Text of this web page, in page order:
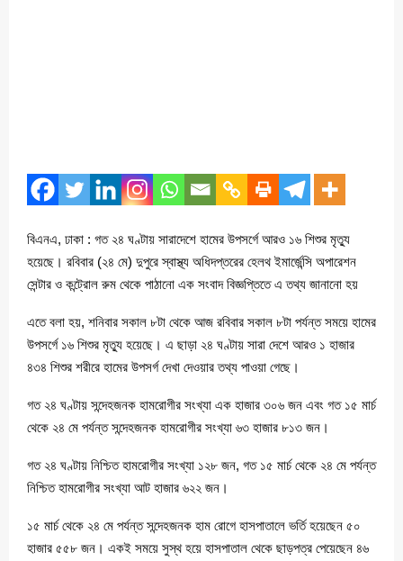
বিএনএ, ঢাকা : গত ২৪ ঘণ্টায় সারাদেশে হামের উপসর্গে আরও ১৬ শিশুর মৃত্যু
হয়েছে। রবিবার (২৪ মে) দুপুরে স্বাস্থ্য অধিদপ্তরের হেলথ ইমার্জেন্সি অপারেশন
সেন্টার ও কন্ট্রোল রুম থেকে পাঠানো এক সংবাদ বিজ্ঞপ্তিতে এ তথ্য জানানো হয়
এতে বলা হয়, শনিবার সকাল ৮টা থেকে আজ রবিবার সকাল ৮টা পর্যন্ত সময়ে হামের
উপসর্গে ১৬ শিশুর মৃত্যু হয়েছে। এ ছাড়া ২৪ ঘণ্টায় সারা দেশে আরও ১ হাজার
৪৩৪ শিশুর শরীরে হামের উপসর্গ দেখা দেওয়ার তথ্য পাওয়া গেছে।
গত ২৪ ঘণ্টায় সন্দেহজনক হামরোগীর সংখ্যা এক হাজার ৩০৬ জন এবং গত ১৫ মার্চ
থেকে ২৪ মে পর্যন্ত সন্দেহজনক হামরোগীর সংখ্যা ৬৩ হাজার ৮১৩ জন।
গত ২৪ ঘণ্টায় নিশ্চিত হামরোগীর সংখ্যা ১২৮ জন, গত ১৫ মার্চ থেকে ২৪ মে পর্যন্ত
নিশ্চিত হামরোগীর সংখ্যা আট হাজার ৬২২ জন।
১৫ মার্চ থেকে ২৪ মে পর্যন্ত সন্দেহজনক হাম রোগে হাসপাতালে ভর্তি হয়েছেন ৫০
হাজার ৫৫৮ জন। একই সময়ে সুস্থ হয়ে হাসপাতাল থেকে ছাড়পত্র পেয়েছেন ৪৬